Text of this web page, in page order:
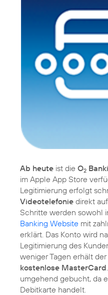
Ab heute ist die O2
im Apple App Store
Legitimierung erfolgt
Videotelefonie direkt
Schritte werden sowohl
Banking Website mit
erklärt. Das Konto wird
Legitimierung des
weniger Tagen erhält
kostenlose MasterCard
umgehend gebucht, da
Debitkarte handelt.